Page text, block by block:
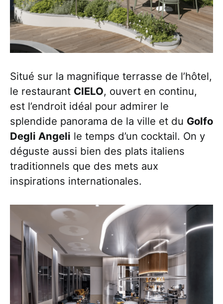
Situé sur la magnifique terrasse de l’hôtel,
le restaurant CIELO, ouvert en continu,
est l’endroit idéal pour admirer le
splendide panorama de la ville et du Golfo
Degli Angeli le temps d’un cocktail. On y
déguste aussi bien des plats italiens
traditionnels que des mets aux
inspirations internationales.